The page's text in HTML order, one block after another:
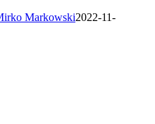
Markowski2022-11-